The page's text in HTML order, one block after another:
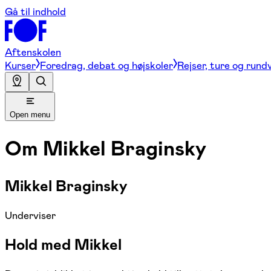
Gå til indhold
Aftenskolen
Kurser Foredrag, debat og højskoler Rejser, ture og
Open menu
Om Mikkel Braginsky
Mikkel Braginsky
Underviser
Hold med Mikkel